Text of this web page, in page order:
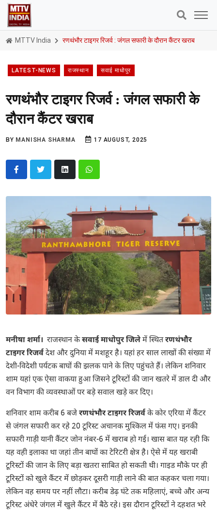
MTTV India रणथंभौर टाइगर रिजर्व : जंगल सफारी के दौरान कैंटर खराब
LATEST-NEWS राजस्थान सवाई माधोपुर
रणथंभौर टाइगर रिजर्व : जंगल सफारी के
दौरान कैंटर खराब
BY MANISHA SHARMA 17 AUGUST, 2025
मनीषा शर्मा। राजस्थान केसवाई माधोपुर जिलेमें स्थितरणथंभौर
टाइगर रिजर्वदेश और दुनिया में मशहूर है। यहां हर साल लाखों की संख्या में
देशी-विदेशी पर्यटक बाघों की झलक पाने के लिए पहुंचते हैं। लेकिन शनिवार
शाम यहां एक ऐसा वाकया हुआ जिसने टूरिस्टों की जान खतरे में डाल दी और
वन विभाग की व्यवस्थाओं पर बड़े सवाल खड़े कर दिए।
शनिवार शाम करीब 6 बजेरणथंभौर टाइगर रिजर्वके कोर एरिया में कैंटर
से जंगल सफारी कर रहे 20 टूरिस्ट अचानक मुश्किल में फंस गए। इनकी
सफारी गाड़ी यानी कैंटर जोन नंबर-6 में खराब हो गई। खास बात यह रही कि
यह वही इलाका था जहां तीन बाघों का टेरिटरी क्षेत्र है। ऐसे में यह खराबी
टूरिस्टों की जान के लिए बड़ा खतरा साबित हो सकती थी। गाइड मौके पर ही
टूरिस्टों को खुले कैंटर में छोड़कर दूसरी गाड़ी लाने की बात कहकर चला गया।
लेकिन वह समय पर नहीं लौटा। करीब डेढ़ घंटे तक महिलाएं, बच्चे और अन्य
टूरिस्ट अंधेरे जंगल में खुले कैंटर में बैठे रहे। इस दौरान टूरिस्टों ने दहशत भरे